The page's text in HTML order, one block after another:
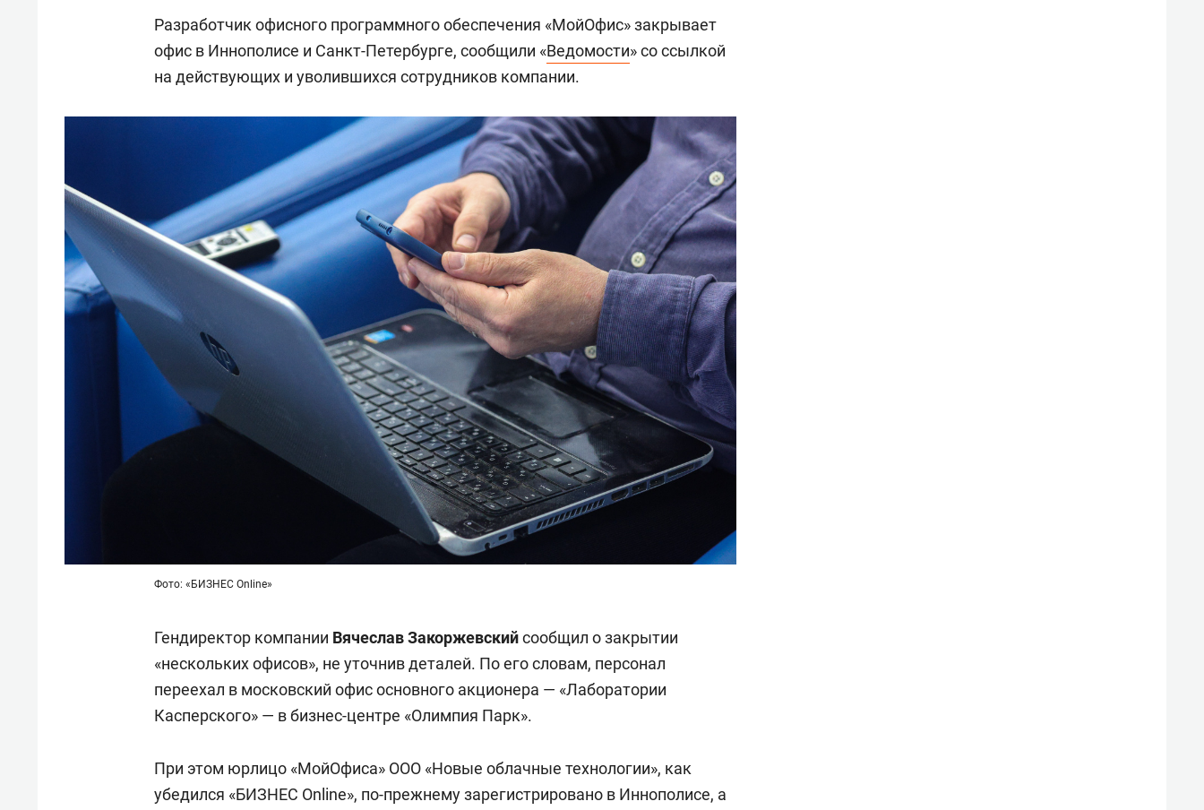
Разработчик офисного программного обеспечения «МойОфис» закрывает
офис в Иннополисе и Санкт-Петербурге, сообщили «Ведомости» со ссылкой
на действующих и уволившихся сотрудников компании.
Фото: «БИЗНЕС Online»
Гендиректор компании Вячеслав Закоржевскийсообщил о закрытии
«нескольких офисов», не уточнив деталей. По его словам, персонал
переехал в московский офис основного акционера — «Лаборатории
Касперского» — в бизнес-центре «Олимпия Парк».
При этом юрлицо «МойОфиса» ООО «Новые облачные технологии», как
убедился «БИЗНЕС Online», по-прежнему зарегистрировано в Иннополисе, а